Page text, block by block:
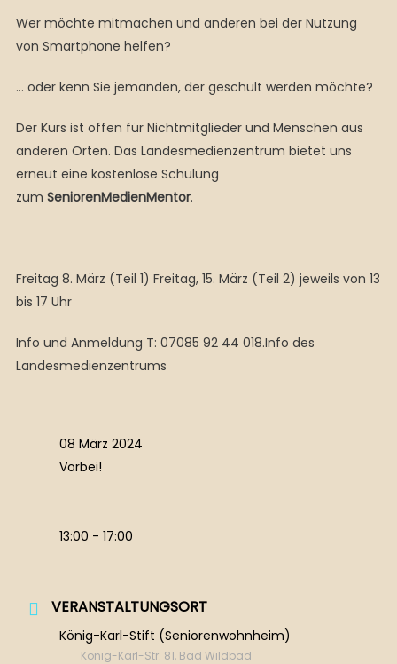
Wer möchte mitmachen und anderen bei der Nutzung
von Smartphone helfen?
… oder kenn Sie jemanden, der geschult werden möchte?
Der Kurs ist offen für Nichtmitglieder und Menschen aus
anderen Orten. Das Landesmedienzentrum bietet uns
erneut eine kostenlose Schulung
zum SeniorenMedienMentor.
Freitag 8. März (Teil 1) Freitag, 15. März (Teil 2) jeweils von 13
bis 17 Uhr
Info und Anmeldung T: 07085 92 44 018.Info des
Landesmedienzentrums
08 März 2024
Vorbei!
13:00 - 17:00
VERANSTALTUNGSORT
König-Karl-Stift (Seniorenwohnheim)
König-Karl-Str. 81, Bad Wildbad